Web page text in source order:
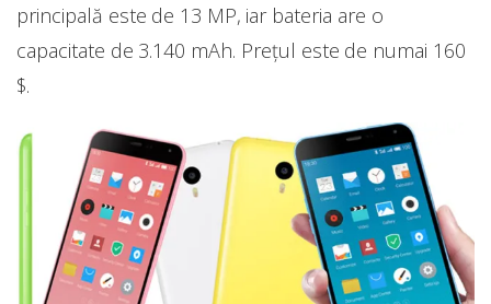
principală este de 13 MP, iar bateria are o
capacitate de 3.140 mAh. Prețul este de numai 160
$.